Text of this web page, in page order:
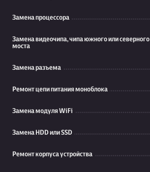
Замена процессора
Замена видеочипа, чипа южного или северного
моста
Замена разъема
Ремонт цепи питания моноблока
Замена модуля WiFi
Замена HDD или SSD
Ремонт корпуса устройства